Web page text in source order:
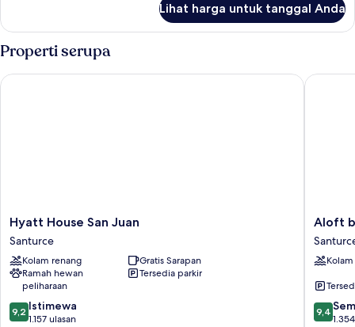
kolam
renang
Kamar,
Beberapa
Tempat
Tidur,
pemandangan
Lihat harga untuk tanggal Anda
Properti serupa
Hyatt
House
San
Juan
Santurce
Hyatt House San Juan
Santurce
Kolam renang
Gratis Sarapan
Ramah hewan
peliharaan
Tersedia parkir
9.2
dari
9,2 Istimewa
1.157 ulasan
Hyatt House San Juan
Aloft
by
Marriott
San
Aloft
9.4
dari
9,4
Aloft by